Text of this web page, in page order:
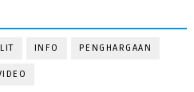
INFO PENGHARGAAN